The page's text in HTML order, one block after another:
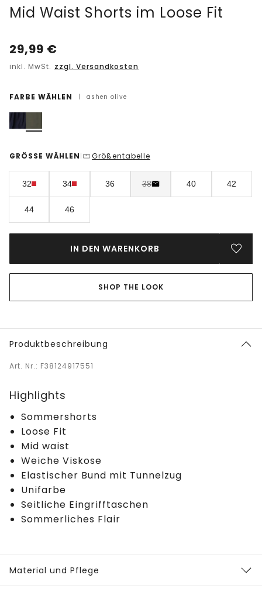
Mid Waist Shorts im Loose Fit
29,99 €
inkl. MwSt. zzgl. Versandkosten
FARBE WÄHLEN | ashen olive
GRÖSSE WÄHLEN | Größentabelle
32 34 36 38 40 42
44 46
IN DEN WARENKORB
SHOP THE LOOK
Produktbeschreibung
Art. Nr.: F38124917551
Highlights
Sommershorts
Loose Fit
Mid waist
Weiche Viskose
Elastischer Bund mit Tunnelzug
Unifarbe
Seitliche Eingrifftaschen
Sommerliches Flair
Material und Pflege